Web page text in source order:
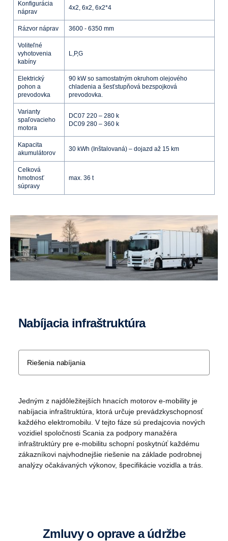
Konfigurácia
náprav
4x2, 6x2, 6x2*4
Rázvor náprav 3600 - 6350 mm
Voliteľné
vyhotovenia
kabíny
L,P,G
Elektrický
pohon a
prevodovka
90 kW so samostatným okruhom olejového
chladenia a šesťstupňová bezspojková
prevodovka.
Varianty
spaľovacieho
motora
DC07 220 – 280 k
DC09 280 – 360 k
Kapacita
akumulátorov
30 kWh (Inštalovaná) – dojazd až 15 km
Celková
hmotnosť
súpravy
max. 36 t
Nabíjacia infraštruktúra
Riešenia nabíjania
Jedným z najdôležitejších hnacích motorov e-mobility je
nabíjacia infraštruktúra, ktorá určuje prevádzkyschopnosť
každého elektromobilu. V tejto fáze sú predajcovia nových
vozidiel spoločnosti Scania za podpory manažéra
infraštruktúry pre e-mobilitu schopní poskytnúť každému
zákazníkovi najvhodnejšie riešenie na základe podrobnej
analýzy očakávaných výkonov, špecifikácie vozidla a trás.
Zmluvy o oprave a údržbe